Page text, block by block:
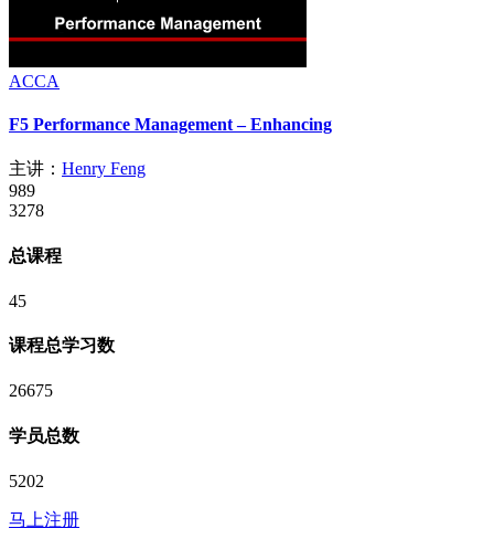
ACCA
F5 Performance Management – Enhancing
主讲： Henry Feng
989
3278
总课程
45
课程总学习数
26675
学员总数
5202
马上注册